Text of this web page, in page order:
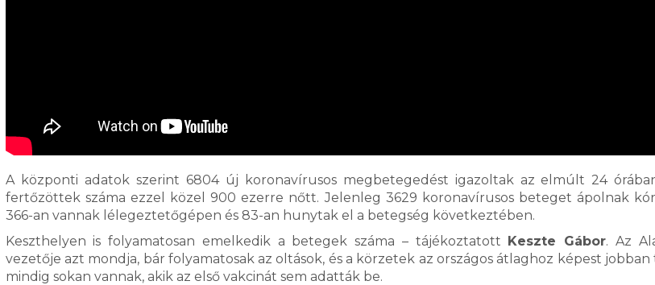
A központi adatok szerint 6804 új koronavírusos megbetegedést igazoltak az elmúlt 24
fertőzöttek száma ezzel közel 900 ezerre nőtt. Jelenleg 3629 koronavírusos beteget ápolnak
366-an vannak lélegeztetőgépen és 83-an hunytak el a betegség következtében.
Keszthelyen is folyamatosan emelkedik a betegek száma – tájékoztatott Keszte Gábor. Az
vezetője azt mondja, bár folyamatosak az oltások, és a körzetek az országos átlaghoz képest
mindig sokan vannak, akik az első vakcinát sem adatták be.